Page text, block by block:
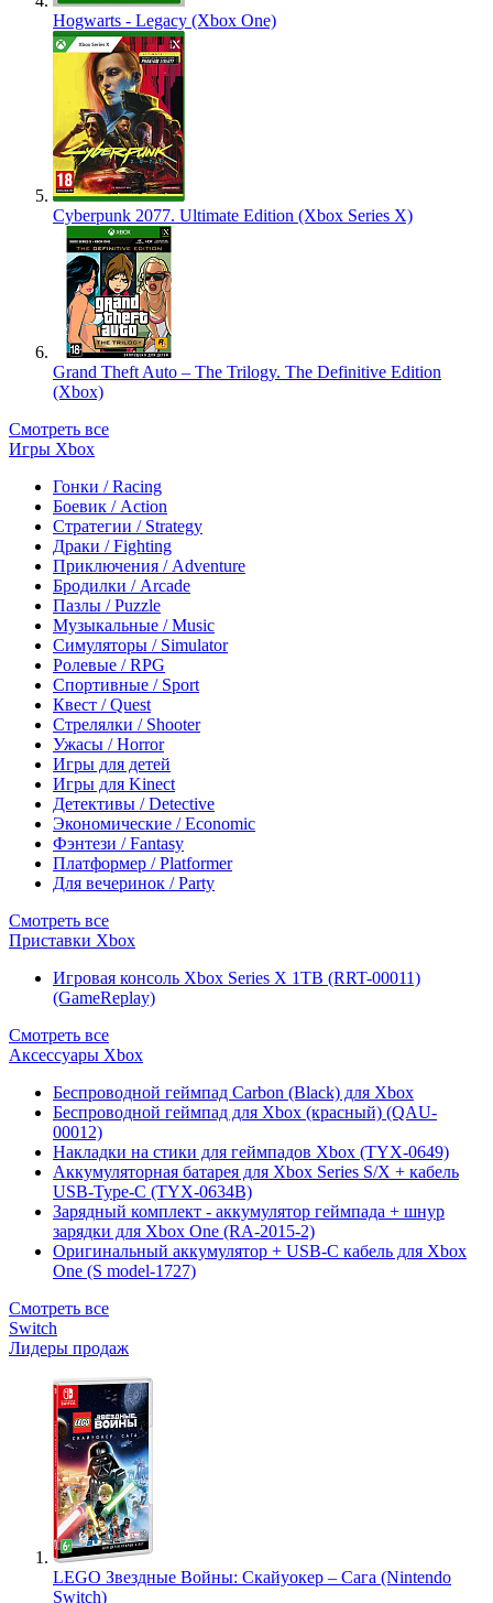
Hogwarts - Legacy (Xbox One)
Cyberpunk 2077. Ultimate Edition (Xbox Series X)
Grand Theft Auto – The Trilogy. The Definitive Edition
(Xbox)
Смотреть все
Игры Xbox
Гонки / Racing
Боевик / Action
Стратегии / Strategy
Драки / Fighting
Приключения / Adventure
Бродилки / Arcade
Пазлы / Puzzle
Музыкальные / Music
Симуляторы / Simulator
Ролевые / RPG
Спортивные / Sport
Квест / Quest
Стрелялки / Shooter
Ужасы / Horror
Игры для детей
Игры для Kinect
Детективы / Detective
Экономические / Economic
Фэнтези / Fantasy
Платформер / Platformer
Для вечеринок / Party
Смотреть все
Приставки Xbox
Игровая консоль Xbox Series X 1TB (RRT-00011)
(GameReplay)
Смотреть все
Аксессуары Xbox
Беспроводной геймпад Carbon (Black) для Xbox
Беспроводной геймпад для Xbox (красный) (QAU-
00012)
Накладки на стики для геймпадов Xbox (TYX-0649)
Аккумуляторная батарея для Xbox Series S/X + кабель
USB-Type-C (TYX-0634B)
Зарядный комплект - аккумулятор геймпада + шнур
зарядки для Xbox One (RA-2015-2)
Оригинальный аккумулятор + USB-C кабель для Xbox
One (S model-1727)
Смотреть все
Switch
Лидеры продаж
LEGO Звездные Войны: Скайуокер – Сага (Nintendo
Switch)